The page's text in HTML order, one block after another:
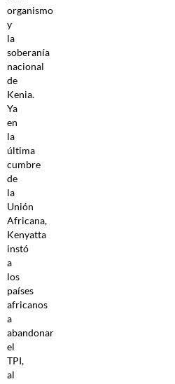
organismo
y
la
soberanía
nacional
de
Kenia.
Ya
en
la
última
cumbre
de
la
Unión
Africana,
Kenyatta
instó
a
los
países
africanos
a
abandonar
el
TPI,
al